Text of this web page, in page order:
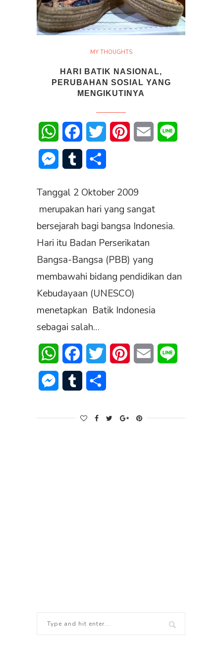
MY THOUGHTS
HARI BATIK NASIONAL,
PERUBAHAN SOSIAL YANG
MENGIKUTINYA
WhatsAppFacebookTwitter PinterestEmail
Messenger
Tumblr
Tanggal 2 Oktober 2009
merupakan hari yang sangat
bersejarah bagi bangsa Indonesia.
Hari itu Badan Perserikatan
Bangsa-Bangsa (PBB) yang
membawahi bidang pendidikan dan
Kebudayaan (UNESCO)
menetapkan Batik Indonesia
sebagai salah…
WhatsAppFacebookTwitter PinterestEmail
Messenger
Tumblr